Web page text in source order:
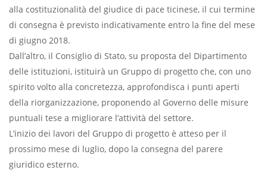
alla costituzionalità del giudice di pace ticinese, il cui termine
di consegna è previsto indicativamente entro la fine del mese
di giugno 2018.
Dall’altro, il Consiglio di Stato, su proposta del Dipartimento
delle istituzioni, istituirà un Gruppo di progetto che, con uno
spirito volto alla concretezza, approfondisca i punti aperti
della riorganizzazione, proponendo al Governo delle misure
puntuali tese a migliorare l’attività del settore.
L’inizio dei lavori del Gruppo di progetto è atteso per il
prossimo mese di luglio, dopo la consegna del parere
giuridico esterno.